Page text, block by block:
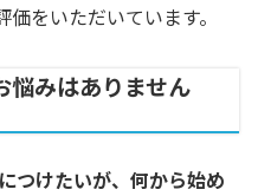
をいただいています。
悩みはありません
つけたいが、何から始め